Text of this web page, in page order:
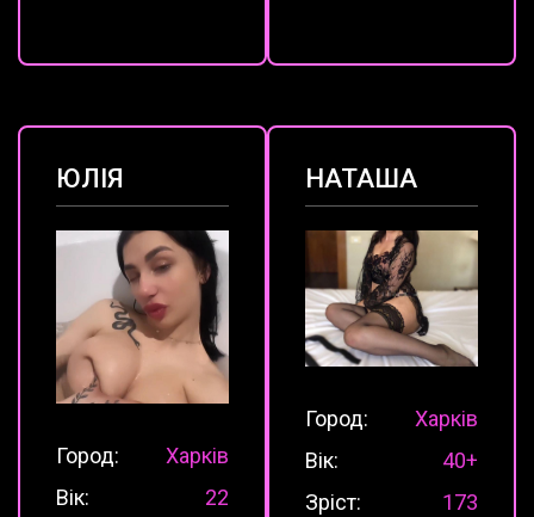
ЮЛІЯ
Город:
Харків
Вік:
22
НАТАША
Город:
Харків
Вік:
40+
Зріст:
173